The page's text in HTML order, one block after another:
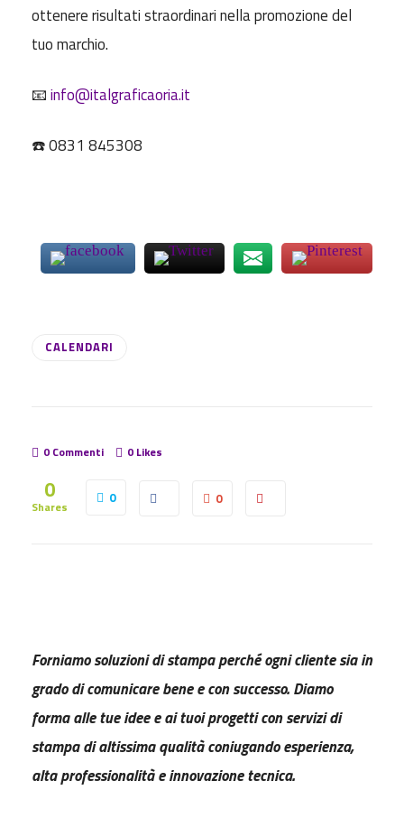
ottenere risultati straordinari nella promozione del
tuo marchio.
📧info@italgraficaoria.it
☎️ 0831 845308
CALENDARI
0 Commenti 0 Likes
0
Shares
0 0
Forniamo soluzioni di stampa perché ogni cliente sia in
grado di comunicare bene e con successo. Diamo
forma alle tue idee e ai tuoi progetti con servizi di
stampa di altissima qualità coniugando esperienza,
alta professionalità e innovazione tecnica.